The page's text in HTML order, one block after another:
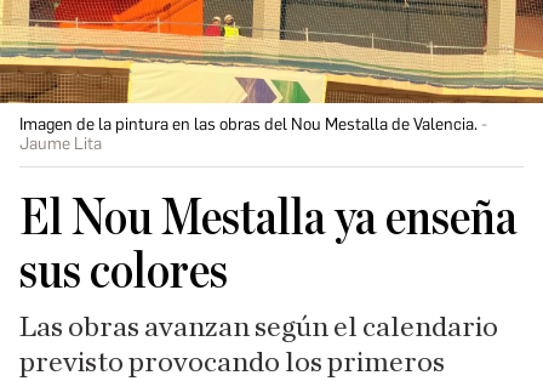
Imagen de la pintura en las obras del Nou Mestalla de Valencia.
Jaume Lita
El Nou Mestalla ya enseña
sus colores
Las obras avanzan según el calendario
previsto provocando los primeros